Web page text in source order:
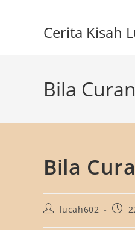
Cerita Kisah
Bila
Bila
Postlucah602
Post